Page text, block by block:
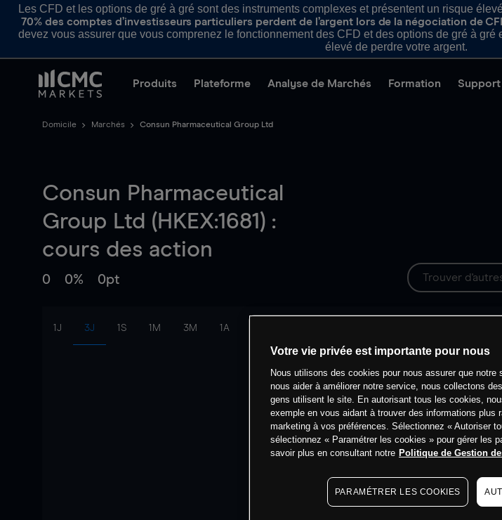
Les CFD et les options de gré à gré sont des instruments complexes et présentent un risque
70% des comptes d’investisseurs particuliers perdent de l’argent lors de la négociation de
devez vous assurer que vous comprenez le fonctionnement des CFD et des options de gré à
élevé de perdre votre argent.
Produits Plateforme Analyse de Marchés Formation Support
Domicile Marchés Consun Pharmaceutical Group Ltd
Consun Pharmaceutical
Group Ltd (HKEX:1681) :
cours des action
0 0% 0pt
1J 3J 1S 1M 3M 1A
Votre vie privée est importante pour nous
Nous utilisons des cookies pour nous assurer que
nous aider à améliorer notre service, nous collectons
gens utilisent le site. En autorisant tous les cookies,
exemple en vous aidant à trouver des informations plus
marketing à vos préférences. Sélectionnez « Autoriser
sélectionnez « Paramétrer les cookies » pour gérer les
savoir plus en consultant notre Politique de Gestion
PARAMÉTRER LES COOKIES